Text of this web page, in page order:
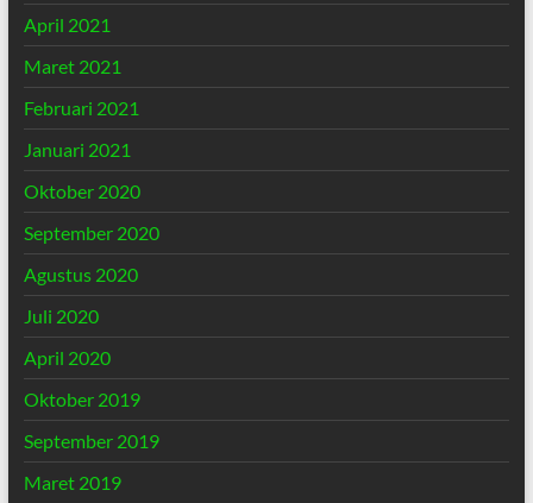
April 2021
Maret 2021
Februari 2021
Januari 2021
Oktober 2020
September 2020
Agustus 2020
Juli 2020
April 2020
Oktober 2019
September 2019
Maret 2019